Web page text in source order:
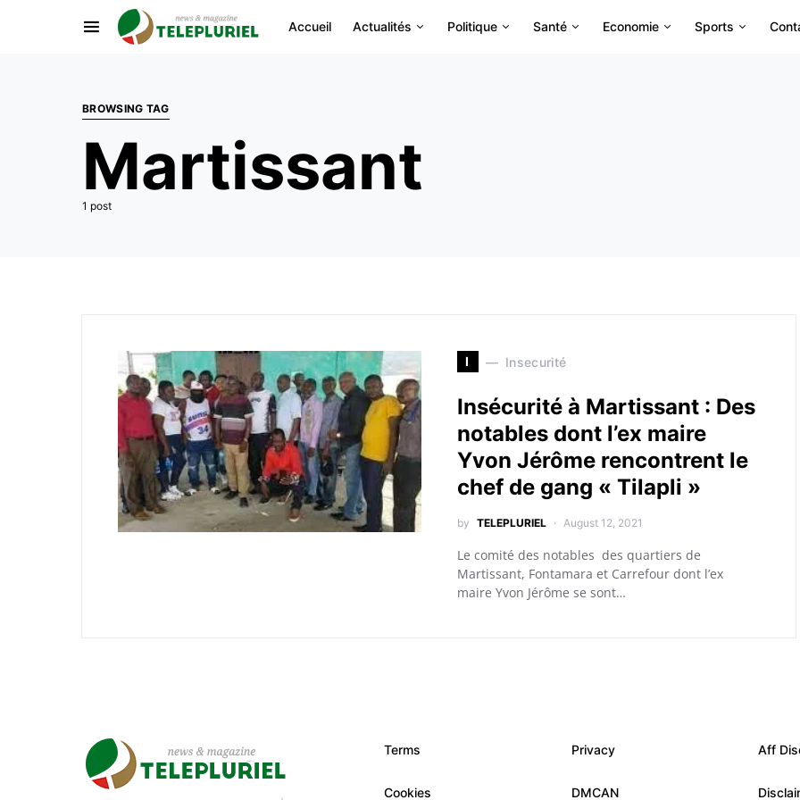
Accueil Actualités Politique Santé Economie Sports
BROWSING TAG
Martissant
1 post
I Insecurité
Insécurité à Martissant : Des
notables dont l’ex maire
Yvon Jérôme rencontrent le
chef de gang « Tilapli »
by TELEPLURIEL August 12, 2021
Le comité des notables des quartiers de
Martissant, Fontamara et Carrefour dont l’ex
maire Yvon Jérôme se sont…
Terms Privacy Aff
Cookies DMCAN